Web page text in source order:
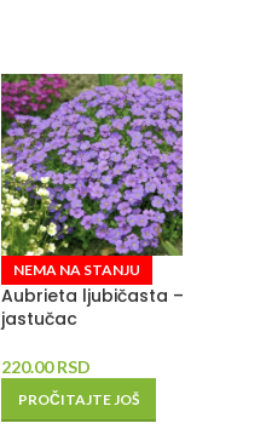
NEMA NA STANJU
Aubrieta ljubičasta –
jastučac
220.00RSD
PROČITAJTE JOŠ